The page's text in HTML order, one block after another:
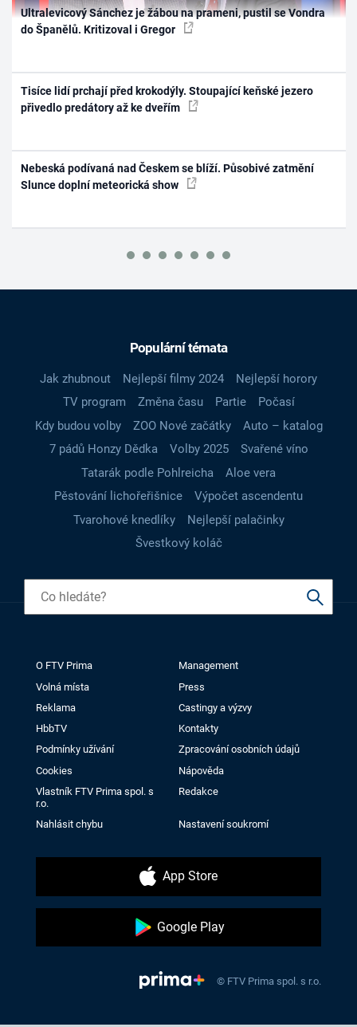
Ultralevicový Sánchez je žábou na prameni, pustil se Vondra
do Španělů. Kritizoval i Gregor
Tisíce lidí prchají před krokodýly. Stoupající keňské jezero
přivedlo predátory až ke dveřím
Nebeská podívaná nad Českem se blíží. Působivé zatmění
Slunce doplní meteorická show
Populární témata
Jak zhubnout Nejlepší filmy 2024
Nejlepší horory
TV program
Změna času Partie
Počasí
Kdy budou volby
ZOO Nové začátky
Auto – katalog
7 pádů Honzy Dědka
Volby 2025
Svařené víno
Tatarák podle Pohlreicha
Aloe vera
Pěstování lichořeřišnice
Výpočet ascendentu
Tvarohové knedlíky
Nejlepší palačinky
Švestkový koláč
O FTV Prima
Management
Volná místa
Press
Reklama
Castingy a výzvy
HbbTV
Kontakty
Podmínky užívání
Zpracování osobních údajů
Cookies
Nápověda
Vlastník FTV Prima spol. s
r.o.
Redakce
Nahlásit chybu Nastavení soukromí
App Store
Google Play
© FTV Prima spol. s r.o.